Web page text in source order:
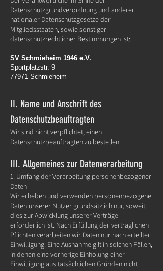
Datenschutzgrundverordnung und anderer
nationaler Datenschutzgesetze der
Mitgliedsstaaten, sowie sonstiger
datenschutzrechtlicher Bestimmungen ist:
SV Schmieheim 1946 e.V.
Sportplatzstr. 9
77971 Schmieheim
II. Name und Anschrift des
Datenschutzbeauftragten
Wir sind nicht verpflichtet, einen
Datenschutzbeauftragten zu bestellen.
III. Allgemeines zur Datenverarbeitung
1. Umfang der Verarbeitung personenbezogener
Daten
Wir erheben und verwenden personenbezogene
Daten unserer Nutzer grundsätzlich nur, soweit
dies zur Abwicklung unserer Verträge
erforderlich ist. Nach Erfüllung der vertraglichen
Pflichten verarbeiten wir Daten nur nach erteilter
Einwilligung. Eine Ausnahme gilt in solchen Fällen,
in denen eine vorherige Einholung einer
Einwilligung aus tatsächlichen Gründen nicht